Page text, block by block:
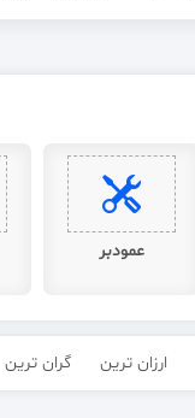
عمودبر
ارزان ترین گران ترین